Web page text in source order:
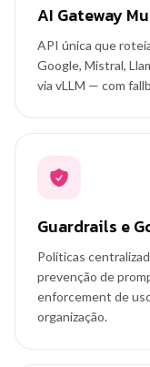
AI Gateway
API única que
Google, Mistral,
via vLLM — com
Guardrails e
Políticas
prevenção de
enforcement de
organização.